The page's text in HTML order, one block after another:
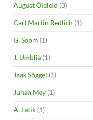
August Õieleid (3)
Carl Martin Redlich (1)
G. Soom (1)
J. Umblia (1)
Jaak Sõggel (1)
Juhan Mey (1)
A. Latik (1)